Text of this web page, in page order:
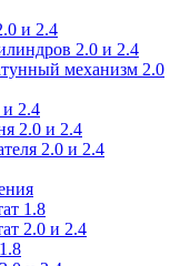
и 2.4
2.0 и 2.4
механизм 2.0
2.4
2.0 и 2.4
2.0 и 2.4
1.8
2.0 и 2.4